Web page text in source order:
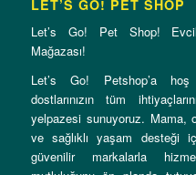
LET’S GO! PET SHOP
Let’s Go! Pet Shop!
Mağazası!
Let’s Go! Petshop’a
dostlarınızın tüm
yelpazesi sunuyoruz. Mama,
ve sağlıklı yaşam desteği
güvenilir markalarla